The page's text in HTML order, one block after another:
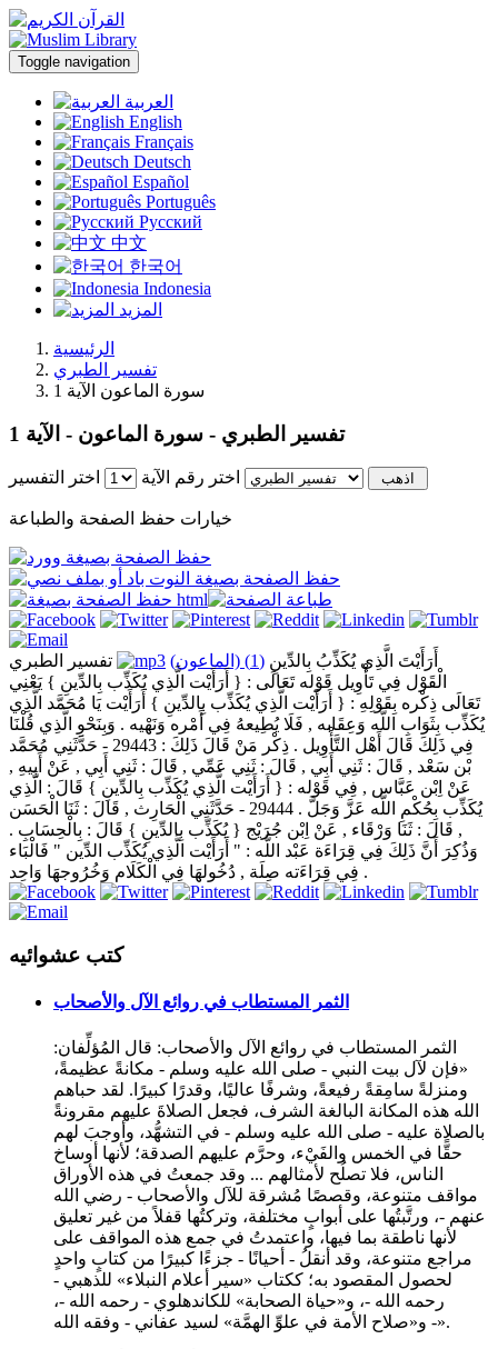
Toggle navigation
العربية
English
Français
Deutsch
Español
Português
Русский
中文
한국어
Indonesia
المزيد
الرئيسية
تفسير الطبري
سورة الماعون الآية 1
تفسير الطبري - سورة الماعون - الآية 1
اختر رقم الآية اختر التفسير
خيارات حفظ الصفحة والطباعة
أَرَأَيْتَ الَّذِي يُكَذِّبُ بِالدِّينِ (1) (الماعون)
تفسير الطبري
الْقَوْل فِي تَأْوِيل قَوْله تَعَالَى : { أَرَأَيْت الَّذِي يُكَذِّب بِالدِّينِ } يَعْنِي
تَعَالَى ذِكْره بِقَوْلِهِ : { أَرَأَيْت الَّذِي يُكَذِّب بِالدِّينِ } أَرَأَيْت يَا مُحَمَّد الَّذِي
يُكَذِّب بِثَوَابِ اللَّه وَعِقَابه , فَلَا يُطِيعهُ فِي أَمْره وَنَهْيه . وَبِنَحْوِ الَّذِي قُلْنَا
فِي ذَلِكَ قَالَ أَهْل التَّأْوِيل . ذِكْر مَنْ قَالَ ذَلِكَ : 29443 - حَدَّثَنِي مُحَمَّد
بْن سَعْد , قَالَ : ثَنِي أَبِي , قَالَ : ثَنِي عَمِّي , قَالَ : ثَنِي أَبِي , عَنْ أَبِيهِ ,
عَنْ اِبْن عَبَّاس , فِي قَوْله : { أَرَأَيْت الَّذِي يُكَذِّب بِالدِّينِ } قَالَ : الَّذِي
يُكَذِّب بِحُكْمِ اللَّه عَزَّ وَجَلَّ . 29444 - حَدَّثَنِي الْحَارِث , قَالَ : ثَنَا الْحَسَن
, قَالَ : ثَنَا وَرْقَاء , عَنْ اِبْن جُرَيْج { يُكَذِّب بِالدِّينِ } قَالَ : بِالْحِسَابِ .
وَذُكِرَ أَنَّ ذَلِكَ فِي قِرَاءَة عَبْد اللَّه : " أَرَأَيْت الَّذِي يُكَذِّب الدِّين " فَالْبَاء
فِي قِرَاءَته صِلَة , دُخُولهَا فِي الْكَلَام وَخُرُوجهَا وَاحِد .
كتب عشوائيه
الثمر المستطاب في روائع الآل والأصحاب
الثمر المستطاب في روائع الآل والأصحاب: قال المُؤلِّفان:
«فإن لآل بيت النبي - صلى الله عليه وسلم - مكانةً عظيمةً،
ومنزلةً سامِقةً رفيعةً، وشرفًا عاليًا، وقدرًا كبيرًا. لقد حباهم
الله هذه المكانة البالغة الشرف، فجعل الصلاةَ عليهم مقرونةً
بالصلاة عليه - صلى الله عليه وسلم - في التشهُّد، وأوجبَ لهم
حقًّا في الخمس والفَيْء، وحرَّم عليهم الصدقة؛ لأنها أوساخ
الناس، فلا تصلُح لأمثالهم ... وقد جمعتُ في هذه الأوراق
مواقف متنوعة، وقصصًا مُشرقة للآل والأصحاب - رضي الله
عنهم -، ورتَّبتُها على أبوابٍ مختلفة، وتركتُها قفلاً من غير تعليق
لأنها ناطقة بما فيها، واعتمدتُ في جمع هذه المواقف على
مراجع متنوعة، وقد أنقلُ - أحيانًا - جزءًا كبيرًا من كتابٍ واحدٍ
لحصول المقصود به؛ ككتاب «سير أعلام النبلاء» للذهبي -
رحمه الله -، و«حياة الصحابة» للكاندهلوي - رحمه الله -،
و«صلاح الأمة في علوِّ الهمَّة» لسيد عفاني - وفقه الله -».